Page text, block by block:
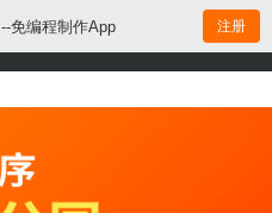
--免编程制作App 注册